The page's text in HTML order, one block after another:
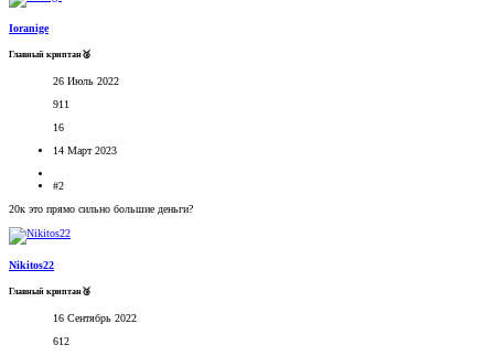
Ioranige
Главный криптан🥈
26 Июль 2022
911
16
14 Март 2023
#2
20к это прямо сильно большие деньги?
Nikitos22
Главный криптан🥉
16 Сентябрь 2022
612